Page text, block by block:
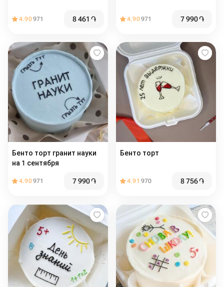
4.90971 8 461 ֏ 4.90971 7 990֏
Бенто торт гранит науки
на 1 сентября
4.90971 7 990֏
Бенто торт
4.91 970 8 756֏